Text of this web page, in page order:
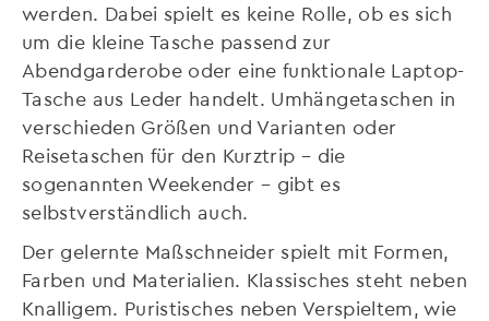
werden. Dabei spielt es keine Rolle, ob es sich
um die kleine Tasche passend zur
Abendgarderobe oder eine funktionale Laptop-
Tasche aus Leder handelt. Umhängetaschen in
verschieden Größen und Varianten oder
Reisetaschen für den Kurztrip – die
sogenannten Weekender – gibt es
selbstverständlich auch.
Der gelernte Maßschneider spielt mit Formen,
Farben und Materialien. Klassisches steht neben
Knalligem. Puristisches neben Verspieltem, wie